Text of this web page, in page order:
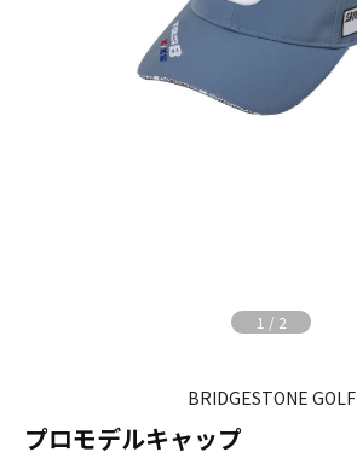
1 / 2
BRIDGESTONE GOLF
プロモデルキャップ